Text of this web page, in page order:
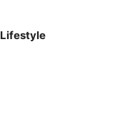
Lifestyle